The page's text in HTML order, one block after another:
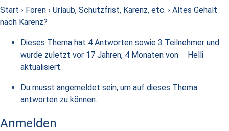
Start › Foren › Urlaub, Schutzfrist, Karenz, etc. › Altes Gehalt
nach Karenz?
Dieses Thema hat 4 Antworten sowie 3 Teilnehmer und
wurde zuletzt vor 17 Jahren, 4 Monaten von
Helli
aktualisiert.
Du musst angemeldet sein, um auf dieses Thema
antworten zu können.
Anmelden